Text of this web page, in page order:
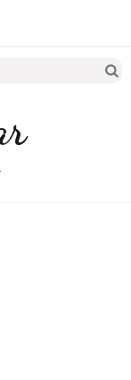
Search